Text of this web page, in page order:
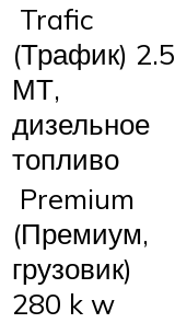
Trafic
(Трафик) 2.5
МТ,
дизельное
топливо
Premium
(Премиум,
грузовик)
280 k w